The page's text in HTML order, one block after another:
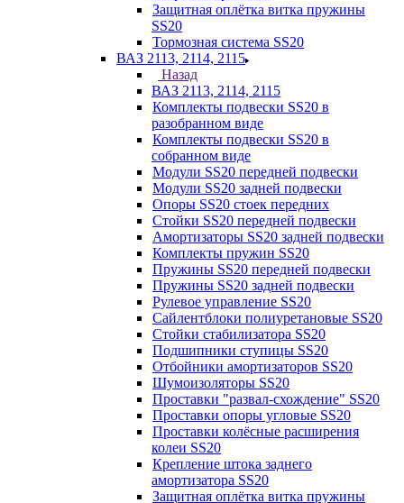
Защитная оплётка витка пружины
SS20
Тормозная система SS20
ВАЗ 2113, 2114, 2115
Назад
ВАЗ 2113, 2114, 2115
Комплекты подвески SS20 в
разобранном виде
Комплекты подвески SS20 в
собранном виде
Модули SS20 передней подвески
Модули SS20 задней подвески
Опоры SS20 стоек передних
Стойки SS20 передней подвески
Амортизаторы SS20 задней подвески
Комплекты пружин SS20
Пружины SS20 передней подвески
Пружины SS20 задней подвески
Рулевое управление SS20
Сайлентблоки полиуретановые SS20
Стойки стабилизатора SS20
Подшипники ступицы SS20
Отбойники амортизаторов SS20
Шумоизоляторы SS20
Проставки "развал-схождение" SS20
Проставки опоры угловые SS20
Проставки колёсные расширения
колеи SS20
Крепление штока заднего
амортизатора SS20
Защитная оплётка витка пружины